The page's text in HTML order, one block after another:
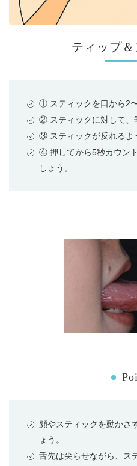
ティップ
① スティックを口から2
② スティックに対して、
③ スティックが反れるよ
④ 押してから5秒カウン
しょう。
顔やスティックを動かさ
ょう。
舌先は尖らせながら、ス